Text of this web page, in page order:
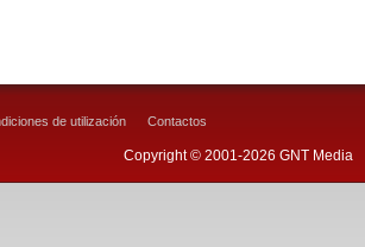
de utilización Contactos
Copyright © 2001-2026 GNT Media